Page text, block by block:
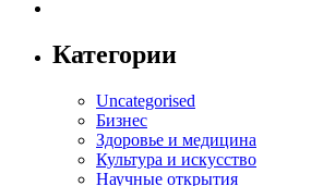
Категории
Uncategorised
Бизнес
Здоровье и медицина
Культура и искусство
Научные открытия